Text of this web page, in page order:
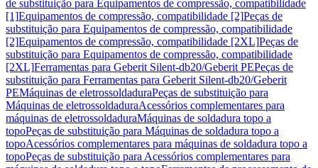
de substituição para Equipamentos de compressão, compatibilidade
[1]Equipamentos de compressão, compatibilidade [2]Peças de
substituição para Equipamentos de compressão, compatibilidade
[2]Equipamentos de compressão, compatibilidade [2XL]Peças de
substituição para Equipamentos de compressão, compatibilidade
[2XL]Ferramentas para Geberit Silent-db20/Geberit PEPeças de
substituição para Ferramentas para Geberit Silent-db20/Geberit
PEMáquinas de eletrossoldaduraPeças de substituição para
Máquinas de eletrossoldaduraAcessórios complementares para
máquinas de eletrossoldaduraMáquinas de soldadura topo a
topoPeças de substituição para Máquinas de soldadura topo a
topoAcessórios complementares para máquinas de soldadura topo a
topoPeças de substituição para Acessórios complementares para